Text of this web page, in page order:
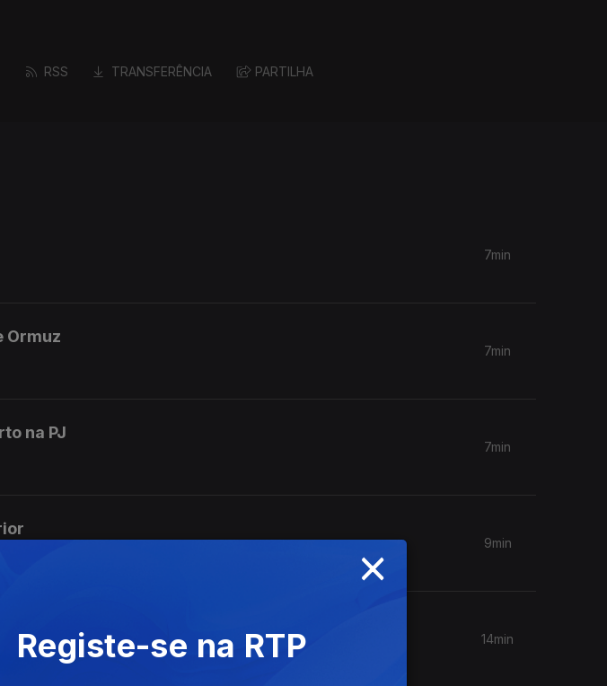
RSS TRANSFERÊNCIA PARTILHA
7min
Ormuz
7min
na PJ
7min
9min
14min
×
Registe-se na RTP